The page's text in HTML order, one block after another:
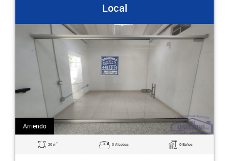
Local
Arriendo
20 m2 0 Alcobas 0 Baños